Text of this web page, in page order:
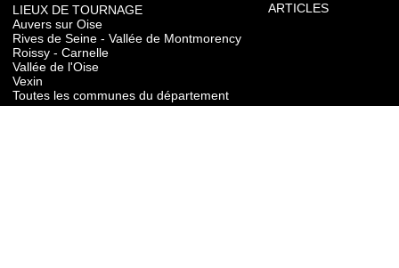
LIEUX DE TOURNAGE
Auvers sur Oise
Rives de Seine - Vallée de Montmorency
Roissy - Carnelle
Vallée de l'Oise
Vexin
Toutes les communes du département
ARTICLES